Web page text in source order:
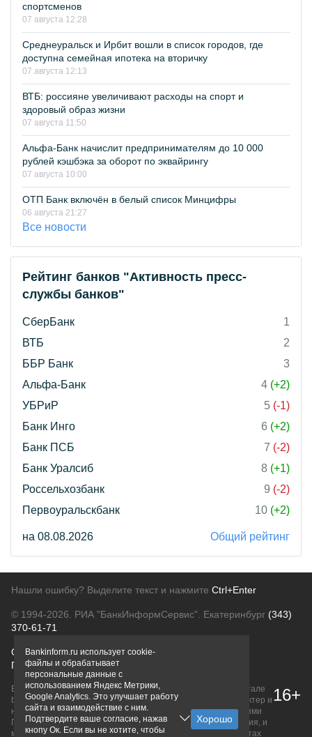
спортсменов
07 августа 12:28
Среднеуральск и Ирбит вошли в список городов, где
доступна семейная ипотека на вторичку
07 августа 12:13
ВТБ: россияне увеличивают расходы на спорт и
здоровый образ жизни
07 августа 11:50
Альфа-Банк начислит предпринимателям до 10 000
рублей кэшбэка за оборот по эквайрингу
07 августа 10:00
ОТП Банк включён в белый список Минцифры
06 августа 21:27
Все новости
Рейтинг банков "Активность пресс-
службы банков"
СберБанк
1
ВТБ
2
ББР Банк
3
Альфа-Банк
4 (+2)
УБРиР
5 (-1)
Банк Инго
6 (+2)
Банк ПСБ
7 (-2)
Банк Уралсиб
8 (+1)
Россельхозбанк
9 (-2)
Первоуральскбанк
10 (+2)
на 08.08.2026 Общий рейтинг
Нашли ошибку? Выделите текст и нажмите Ctrl+Enter
© 1994-2026. РИА "БанкИнформСервис". Екатеринбург (343)
370-61-71
О проектеПолитика конфиденциальности
Правовая информацияДля рекламодателей
Вся информация о продуктах банков, размещенная на портале
bankinform.ru, носит исключительно ознакомительный характер и
не является публичной офертой, определяемой положениями
ГК РФ. Информация не содержит точного и полного описания, и
может быть изменена. Конечные условия уточняйте на сайтах
16+
Bankinform.ru использует cookie-
файлы и обрабатывает
персональные данные с
использованием Яндекс Метрики,
Google Analytics. Это улучшает работу
сайта и взаимодействие с ним.
Подтвердите ваше согласие, нажав
кнопу Ок. Если вы не хотите, чтобы